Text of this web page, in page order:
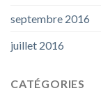
septembre 2016
juillet 2016
CATÉGORIES